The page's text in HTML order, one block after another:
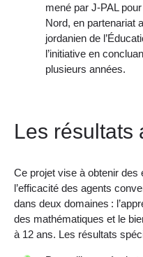
mené par J-PAL
Nord, en partenariat
jordanien de
l’initiative en
plusieurs années.
Les résultats
Ce projet vise à obtenir
l’efficacité des agents
dans deux domaines :
des mathématiques et le
à 12 ans. Les résultats